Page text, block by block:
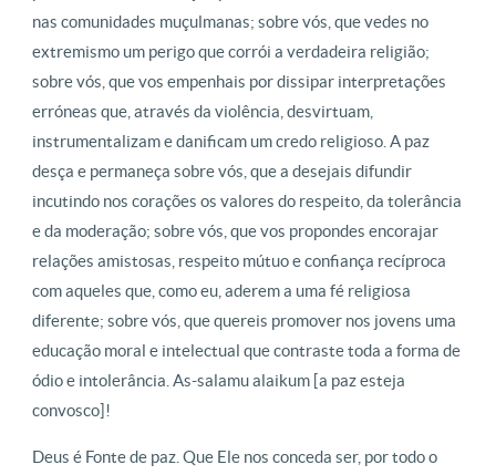
nas comunidades muçulmanas; sobre vós, que vedes no
extremismo um perigo que corrói a verdadeira religião;
sobre vós, que vos empenhais por dissipar interpretações
erróneas que, através da violência, desvirtuam,
instrumentalizam e danificam um credo religioso. A paz
desça e permaneça sobre vós, que a desejais difundir
incutindo nos corações os valores do respeito, da tolerância
e da moderação; sobre vós, que vos propondes encorajar
relações amistosas, respeito mútuo e confiança recíproca
com aqueles que, como eu, aderem a uma fé religiosa
diferente; sobre vós, que quereis promover nos jovens uma
educação moral e intelectual que contraste toda a forma de
ódio e intolerância. As-salamu alaikum [a paz esteja
convosco]!
Deus é Fonte de paz. Que Ele nos conceda ser, por todo o